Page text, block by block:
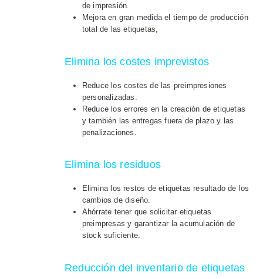
de impresión.
Mejora en gran medida el tiempo de producción
total de las etiquetas,
Elimina los costes imprevistos
Reduce los costes de las preimpresiones
personalizadas.
Reduce los errores en la creación de etiquetas
y también las entregas fuera de plazo y las
penalizaciones.
Elimina los residuos
Elimina los restos de etiquetas resultado de los
cambios de diseño.
Ahórrate tener que solicitar etiquetas
preimpresas y garantizar la acumulación de
stock suficiente.
Reducción del inventario de etiquetas